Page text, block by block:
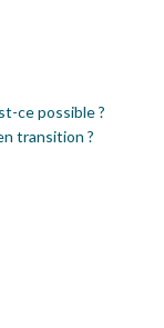
ce possible ?
transition ?